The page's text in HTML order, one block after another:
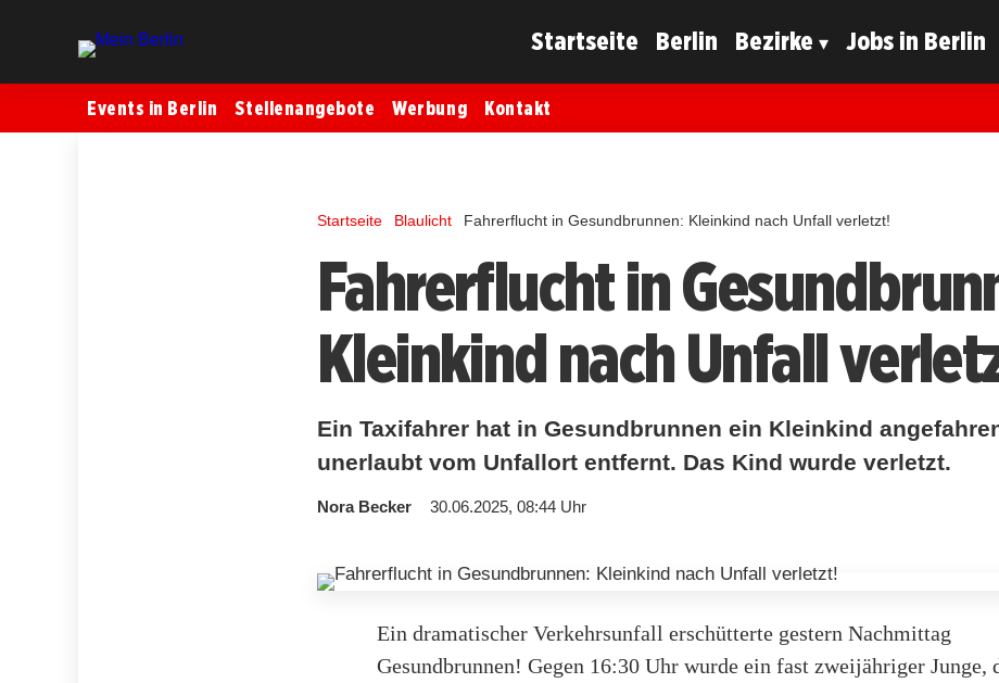
Startseite Berlin Bezirke Jobs in Berlin
Events in Berlin Stellenangebote Werbung Kontakt
Startseite Blaulicht Fahrerflucht in Gesundbrunnen: Kleinkind nach Unfall verletzt!
Fahrerflucht in
Kleinkind nach Unfall
Ein Taxifahrer hat in Gesundbrunnen ein Kleinkind
unerlaubt vom Unfallort entfernt. Das Kind wurde verletzt.
Nora Becker 30.06.2025, 08:44 Uhr
Ein dramatischer Verkehrsunfall erschütterte gestern Nachmittag
Gesundbrunnen! Gegen 16:30 Uhr wurde ein fast zweijähriger Junge,